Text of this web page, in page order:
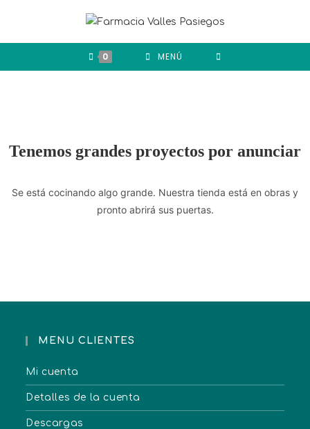
0 MENÚ
Tenemos grandes proyectos por anunciar
Se está cocinando algo grande. Nuestra tienda está en obras y
pronto abrirá sus puertas.
MENU CLIENTES
Mi cuenta
Detalles de la cuenta
Descargas